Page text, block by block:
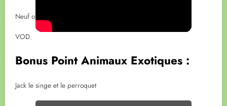
Neuf ou occasion.
VOD.
Bonus Point Animaux Exotiques :
Jack le singe et le perroquet